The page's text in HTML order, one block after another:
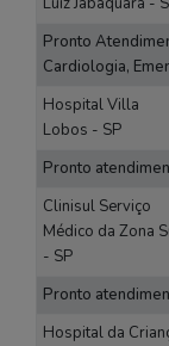
Pronto
Cardiologia,
Hospital Villa
Lobos - SP
Pronto
Clinisul Serviço
Médico da Zona
- SP
Pronto
Hospital da